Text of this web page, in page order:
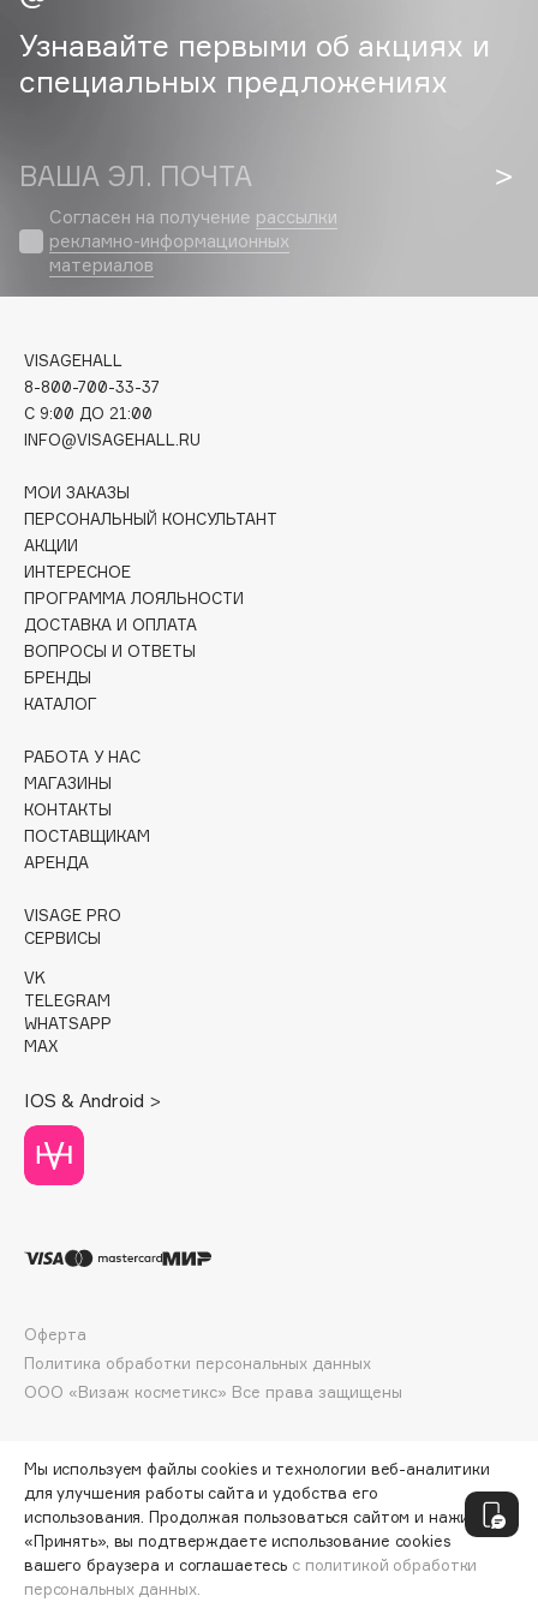
Cadence
Capelli Dorati
Carolina Herrera
Catrice
Celimax
Cettua
Clarins
Clarins Precious
Clinique
Clive Christian
Club De Nuit
Collagenina
Corimo
CosRX
Cottolina
Cunzite
Curaprox
D
d'Alba
DARLING*
Darphin
Deonica
Dessange
Dior
Dolomit
DP Daily Perfection
Dr. Vranjes Firenze
Dr.Althea
Dr.Jart+
DSD de Luxe
Dyson
ДОБАВИТЬ В КОРЗИНУ
Узнавайте первыми об акциях и
специальных предложениях
ВАША ЭЛ. ПОЧТА
Согласен на получение рассылки
рекламно-информационных
материалов
VISAGEHALL
8-800-700-33-37
C 9:00 ДО 21:00
INFO@VISAGEHALL.RU
МОИ ЗАКАЗЫ
ПЕРСОНАЛЬНЫЙ КОНСУЛЬТАНТ
АКЦИИ
ИНТЕРЕСНОЕ
ПРОГРАММА ЛОЯЛЬНОСТИ
ДОСТАВКА И ОПЛАТА
ВОПРОСЫ И ОТВЕТЫ
БРЕНДЫ
КАТАЛОГ
РАБОТА У НАС
МАГАЗИНЫ
КОНТАКТЫ
ПОСТАВЩИКАМ
АРЕНДА
VISAGE PRO
СЕРВИСЫ
VK
TELEGRAM
WHATSAPP
MAX
IOS & Android >
ООО «Визаж косметикс» Все права защищены
Оферта
Политика обработки персональных данных
Мы используем файлы cookies и технологии веб-аналитики
для улучшения работы сайта и удобства его
использования. Продолжая пользоваться сайтом и нажимая
«Принять», вы подтверждаете использование cookies
вашего браузера и соглашаетесь с политикой обработки
персональных данных.